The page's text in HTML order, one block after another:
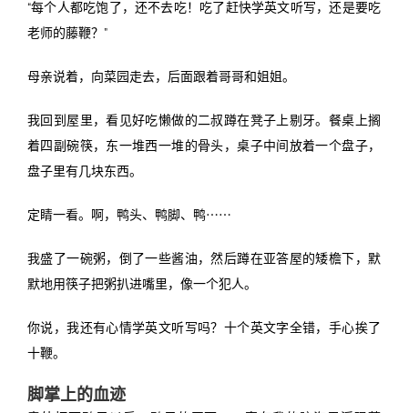
“每个人都吃饱了，还不去吃！吃了赶快学英文听写，还是要吃
老师的藤鞭？”
母亲说着，向菜园走去，后面跟着哥哥和姐姐。
我回到屋里，看见好吃懒做的二叔蹲在凳子上剔牙。餐桌上搁
着四副碗筷，东一堆西一堆的骨头，桌子中间放着一个盘子，
盘子里有几块东西。
定睛一看。啊，鸭头、鸭脚、鸭⋯⋯
我盛了一碗粥，倒了一些酱油，然后蹲在亚答屋的矮檐下，默
默地用筷子把粥扒进嘴里，像一个犯人。
你说，我还有心情学英文听写吗？十个英文字全错，手心挨了
十鞭。
脚掌上的血迹